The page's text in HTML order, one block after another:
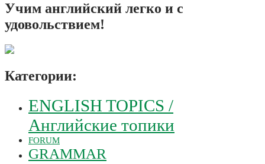
Учим английский легко и с
удовольствием!
Категории:
ENGLISH TOPICS /
Английские топики
FORUM
GRAMMAR